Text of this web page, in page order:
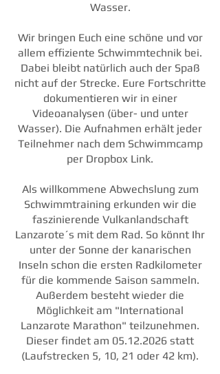
Wasser.
Wir bringen Euch eine schöne und vor
allem effiziente Schwimmtechnik bei.
Dabei bleibt natürlich auch der Spaß
nicht auf der Strecke. Eure Fortschritte
dokumentieren wir in einer
Videoanalysen (über- und unter
Wasser). Die Aufnahmen erhält jeder
Teilnehmer nach dem Schwimmcamp
per Dropbox Link.
Als willkommene Abwechslung zum
Schwimmtraining erkunden wir die
faszinierende Vulkanlandschaft
Lanzarote´s mit dem Rad. So könnt Ihr
unter der Sonne der kanarischen
Inseln schon die ersten Radkilometer
für die kommende Saison sammeln.
Außerdem besteht wieder die
Möglichkeit am "International
Lanzarote Marathon" teilzunehmen.
Dieser findet am 05.12.2026 statt
(Laufstrecken 5, 10, 21 oder 42 km).